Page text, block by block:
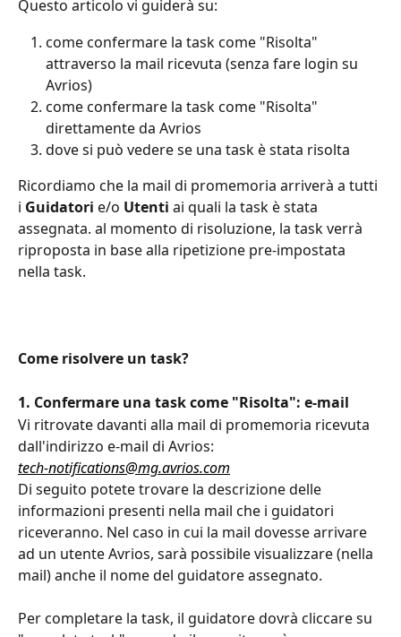
Questo articolo vi guiderà su:
come confermare la task come "Risolta"
attraverso la mail ricevuta (senza fare login su
Avrios)
come confermare la task come "Risolta"
direttamente da Avrios
dove si può vedere se una task è stata risolta
Ricordiamo che la mail di promemoria arriverà a tutti
i Guidatori e/o Utenti ai quali la task è stata
assegnata. al momento di risoluzione, la task verrà
riproposta in base alla ripetizione pre-impostata
nella task.
Come risolvere un task?
1. Confermare una task come "Risolta": e-mail
Vi ritrovate davanti alla mail di promemoria ricevuta
dall'indirizzo e-mail di Avrios:
tech-notifications@mg.avrios.com
Di seguito potete trovare la descrizione delle
informazioni presenti nella mail che i guidatori
riceveranno. Nel caso in cui la mail dovesse arrivare
ad un utente Avrios, sarà possibile visualizzare (nella
mail) anche il nome del guidatore assegnato.
Per completare la task, il guidatore dovrà cliccare su